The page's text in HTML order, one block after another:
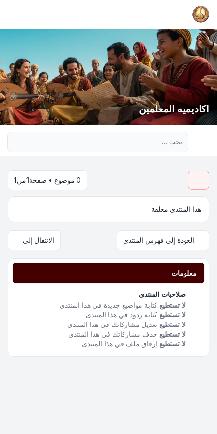
اكاديميه المعلمين
0 موضوع • صفحة 1من1
هذا المنتدى مغلقة
العودة إلى فهرس المنتدى الانتقال إلى
معلومات
صلاحيات المنتدى
لا تستطيع كتابة مواضيع جديدة في هذا المنتدى
لا تستطيع كتابة ردود في هذا المنتدى
لا تستطيع تعديل مشاركاتك في هذا المنتدى
لا تستطيع حذف مشاركاتك في هذا المنتدى
لا تستطيع إرفاق ملف في هذا المنتدى